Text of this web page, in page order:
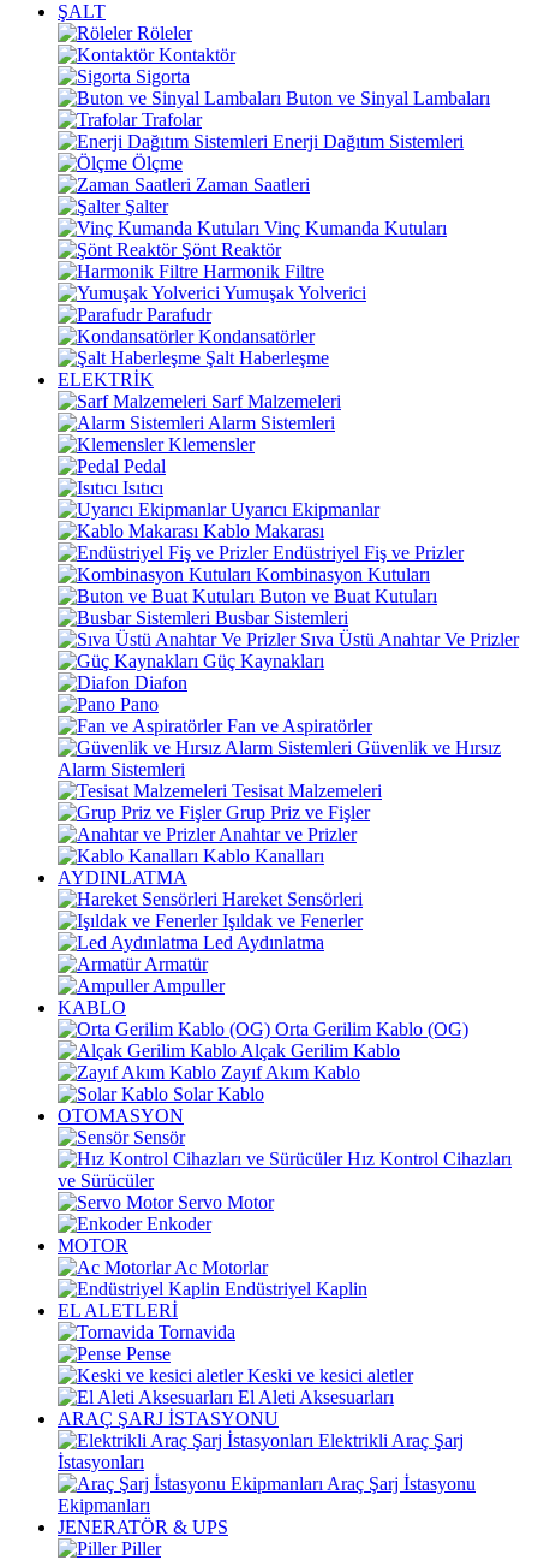
ŞALT
Röleler
Kontaktör
Sigorta
Buton ve Sinyal Lambaları
Trafolar
Enerji Dağıtım Sistemleri
Ölçme
Zaman Saatleri
Şalter
Vinç Kumanda Kutuları
Şönt Reaktör
Harmonik Filtre
Yumuşak Yolverici
Parafudr
Kondansatörler
Şalt Haberleşme
ELEKTRİK
Sarf Malzemeleri
Alarm Sistemleri
Klemensler
Pedal
Isıtıcı
Uyarıcı Ekipmanlar
Kablo Makarası
Endüstriyel Fiş ve Prizler
Kombinasyon Kutuları
Buton ve Buat Kutuları
Busbar Sistemleri
Sıva Üstü Anahtar Ve Prizler
Güç Kaynakları
Diafon
Pano
Fan ve Aspiratörler
Güvenlik ve Hırsız
Alarm Sistemleri
Tesisat Malzemeleri
Grup Priz ve Fişler
Anahtar ve Prizler
Kablo Kanalları
AYDINLATMA
Hareket Sensörleri
Işıldak ve Fenerler
Led Aydınlatma
Armatür
Ampuller
KABLO
Orta Gerilim Kablo (OG)
Alçak Gerilim Kablo
Zayıf Akım Kablo
Solar Kablo
OTOMASYON
Sensör
Hız Kontrol Cihazları
ve Sürücüler
Servo Motor
Enkoder
MOTOR
Ac Motorlar
Endüstriyel Kaplin
EL ALETLERİ
Tornavida
Pense
Keski ve kesici aletler
El Aleti Aksesuarları
ARAÇ ŞARJ İSTASYONU
Elektrikli Araç Şarj
İstasyonları
Araç Şarj İstasyonu
Ekipmanları
JENERATÖR & UPS
Piller